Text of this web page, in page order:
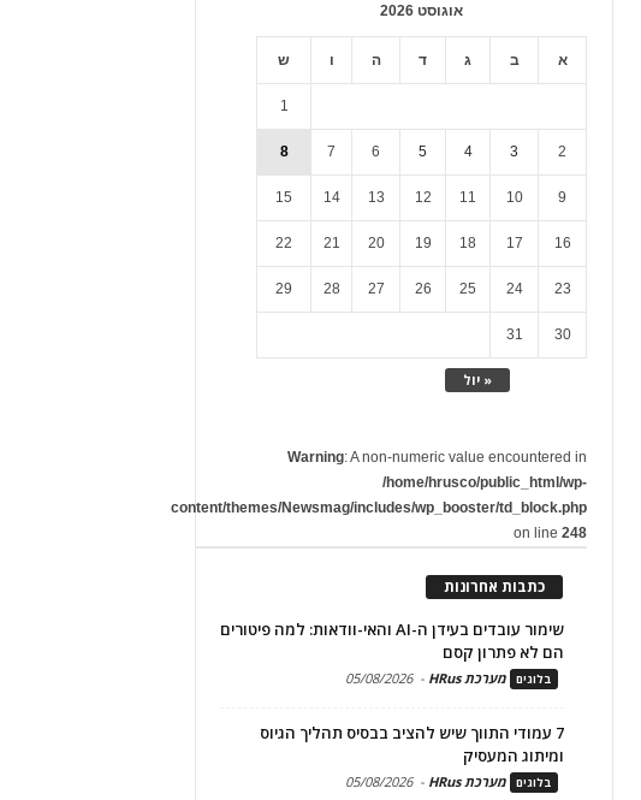
אוגוסט 2026
א ב ג ד ה ו ש
« יול
1
2
3
4
5
6
7
8
9
10
11
12
13
14
15
16
17
18
19
20
21
22
23
24
25
26
27
28
29
30
31
Warning: A non-numeric value encountered in
/home/hrusco/public_html/wp-
content/themes/Newsmag/includes/wp_booster/td_block.php
on line248
כתבות אחרונות
שימור עובדים בעידן ה-AI והאי-וודאות: למה פיטורים
הם לא פתרון קסם
בלוגים מערכת HRus -
05/08/2026
7 עמודי התווך שיש להציב בבסיס תהליך הגיוס
ומיתוג המעסיק
בלוגים מערכת HRus -
05/08/2026